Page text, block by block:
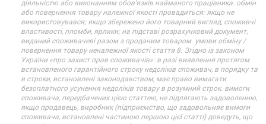
діяльністю або виконанням обов’язків найманого працівника. обмін
або повернення товару належної якості провадиться: якщо не
використовувався; якщо збережено його товарний вигляд, споживчі
властивості, пломби, ярлики; на підставі розрахунковий документ,
виданий споживачеві разом з проданим товаром. умови обміну /
повернення товару неналежної якості стаття 8. Згідно із законом
України «про захист прав споживачів»: в разі виявлення протягом
встановленого гарантійного строку недоліків споживач, в порядку та
в строки, встановлені законодавством, має право вимагати
безоплатного усунення недоліків товару в розумний строк. вимоги
споживача, передбачених цією статтею, не підлягають задоволенню,
якщо продавець, виробник (підприємство, що задовольняє вимоги
споживача, встановлені частиною першою цієї статті) доведуть, що